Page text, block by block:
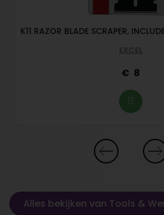
K11 RAZOR BLADE SCRAPER,
EXCEL
8
Alles bekijken van Tools &